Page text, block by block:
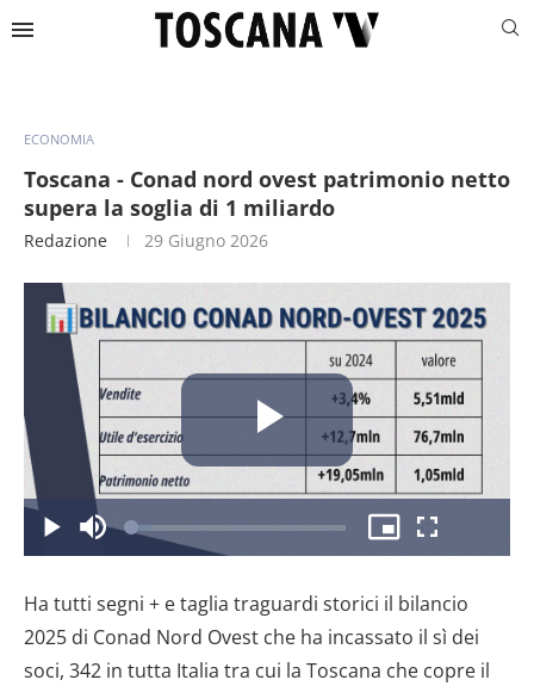
ECONOMIA
Toscana - Conad nord ovest patrimonio netto
supera la soglia di 1 miliardo
Redazione 29 Giugno 2026
il
video
PlayDisattiva
l’audio
Caricato:
9.26%
Picture-
in-
Schermo
intero
Ha tutti segni + e taglia traguardi storici il bilancio
2025 di Conad Nord Ovest che ha incassato il sì dei
soci, 342 in tutta Italia tra cui la Toscana che copre il